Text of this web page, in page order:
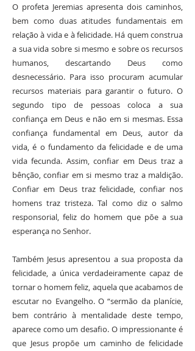
O profeta Jeremias apresenta dois caminhos,
bem como duas atitudes fundamentais em
relação à vida e à felicidade. Há quem construa
a sua vida sobre si mesmo e sobre os recursos
humanos, descartando Deus como
desnecessário. Para isso procuram acumular
recursos materiais para garantir o futuro. O
segundo tipo de pessoas coloca a sua
confiança em Deus e não em si mesmas. Essa
confiança fundamental em Deus, autor da
vida, é o fundamento da felicidade e de uma
vida fecunda. Assim, confiar em Deus traz a
bênção, confiar em si mesmo traz a maldição.
Confiar em Deus traz felicidade, confiar nos
homens traz tristeza. Tal como diz o salmo
responsorial, feliz do homem que põe a sua
esperança no Senhor.
Também Jesus apresentou a sua proposta da
felicidade, a única verdadeiramente capaz de
tornar o homem feliz, aquela que acabamos de
escutar no Evangelho. O “sermão da planície,
bem contrário à mentalidade deste tempo,
aparece como um desafio. O impressionante é
que Jesus propõe um caminho de felicidade